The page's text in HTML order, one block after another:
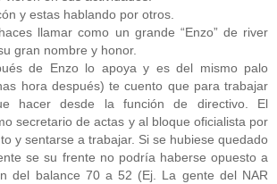
y estas hablando por otros.
llamar como un grande “Enzo” de river
gran nombre y honor.
de Enzo lo apoya y es del mismo palo
hora después) te cuento que para trabajar
hacer desde la función de directivo. El
secretario de actas y al bloque oficialista por
y sentarse a trabajar. Si se hubiese quedado
se su frente no podría haberse opuesto a
del balance 70 a 52 (Ej. La gente del NAR